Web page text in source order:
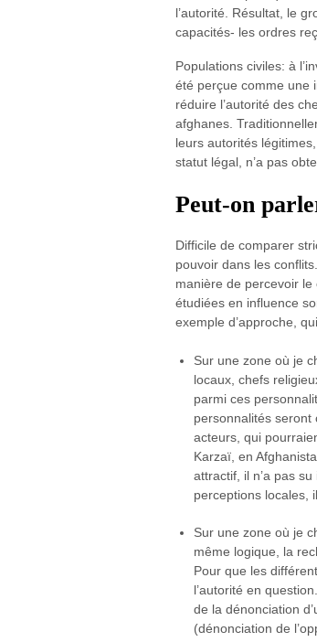
l’autorité. Résultat, le
capacités- les ordres
Populations civiles: à
été perçue comme une
réduire l’autorité des
afghanes.
leurs autorités
statut légal, n’a pas
Peut-on
Difficile de comparer
pouvoir dans les
manière de percevoir le
étudiées en influence
exemple d’approche,
Sur une zone où je
locaux, chefs
parmi ces
personnalités seront
acteurs, qui
Karzaï, en
attractif, il n’a pas
perceptions locales,
Sur une zone où je
même logique, la
Pour que les
l’autorité en
de la dénonciation
(dénonciation de